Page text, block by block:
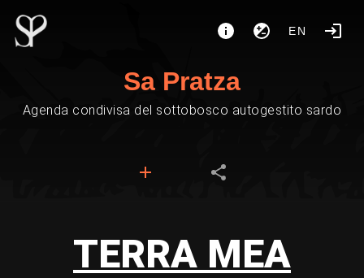
EN
Sa Pratza
Agenda condivisa del sottobosco autogestito sardo
TERRA MEA